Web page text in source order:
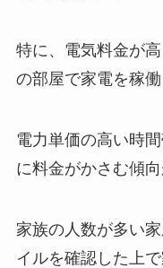
特に、電気料金が
の部屋で家電を稼
電力単価の高い時
に料金がかさむ傾向
家族の人数が多い
イルを確認した上